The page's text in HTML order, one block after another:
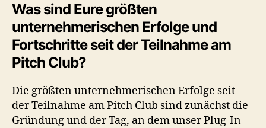
Was sind Eure größten
unternehmerischen Erfolge und
Fortschritte seit der Teilnahme am
Pitch Club?
Die größten unternehmerischen Erfolge seit
der Teilnahme am Pitch Club sind zunächst die
Gründung und der Tag, an dem unser Plug-In